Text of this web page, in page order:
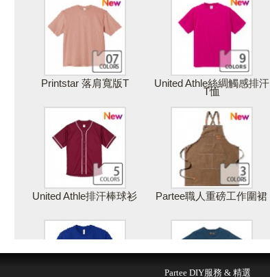
取得報價
Printstar 落肩寬版T United Athle絲綢觸感排汗
T恤
United Athle排汗棒球衫 Partee職人重磅工作圍裙
Partee DIY服務 & 精選